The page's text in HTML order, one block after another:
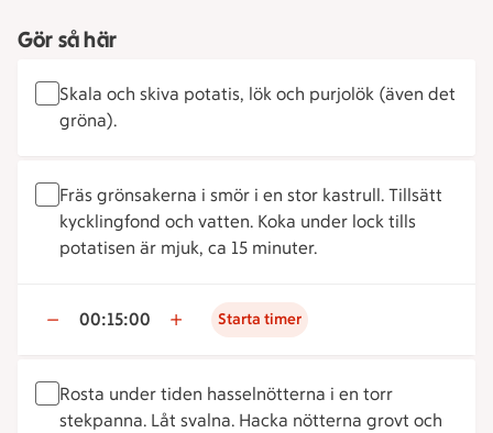
Gör så här
Skala och skiva potatis, lök och purjolök (även det
gröna).
Fräs grönsakerna i smör i en stor kastrull. Tillsätt
kycklingfond och vatten. Koka under lock tills
potatisen är mjuk, ca 15 minuter.
00:15:00 Starta timer
Rosta under tiden hasselnötterna i en torr
stekpanna. Låt svalna. Hacka nötterna grovt och